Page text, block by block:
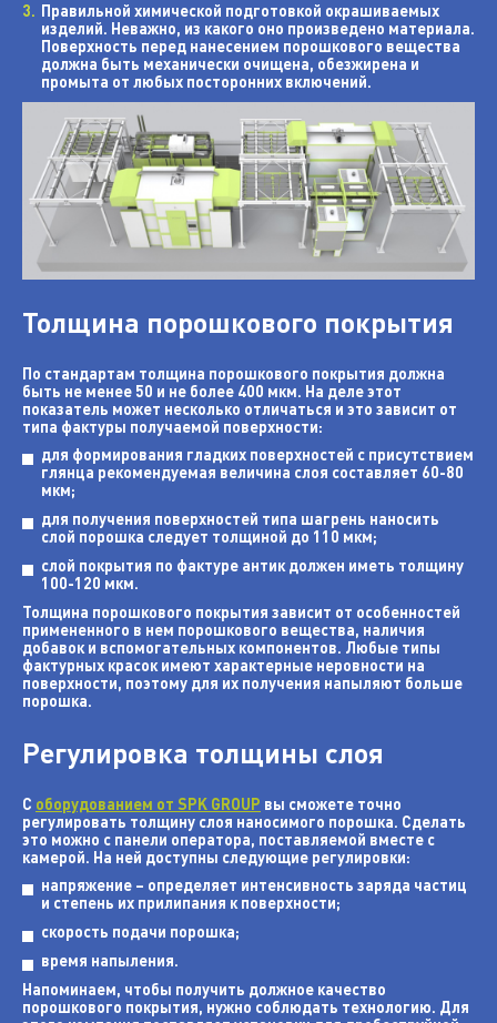
Правильной химической подготовкой окрашиваемых
изделий. Неважно, из какого оно произведено материала.
Поверхность перед нанесением порошкового вещества
должна быть механически очищена, обезжирена и
промыта от любых посторонних включений.
Толщина порошкового покрытия
По стандартам толщина порошкового покрытия должна
быть не менее 50 и не более 400 мкм. На деле этот
показатель может несколько отличаться и это зависит от
типа фактуры получаемой поверхности:
для формирования гладких поверхностей с присутствием
глянца рекомендуемая величина слоя составляет 60-80
мкм;
для получения поверхностей типа шагрень наносить
слой порошка следует толщиной до 110 мкм;
слой покрытия по фактуре антик должен иметь толщину
100-120 мкм.
Толщина порошкового покрытия зависит от особенностей
примененного в нем порошкового вещества, наличия
добавок и вспомогательных компонентов. Любые типы
фактурных красок имеют характерные неровности на
поверхности, поэтому для их получения напыляют больше
порошка.
Регулировка толщины слоя
С оборудованием от SPK GROUP вы сможете точно
регулировать толщину слоя наносимого порошка. Сделать
это можно с панели оператора, поставляемой вместе с
камерой. На ней доступны следующие регулировки:
напряжение – определяет интенсивность заряда частиц
и степень их прилипания к поверхности;
скорость подачи порошка;
время напыления.
Напоминаем, чтобы получить должное качество
порошкового покрытия, нужно соблюдать технологию. Для